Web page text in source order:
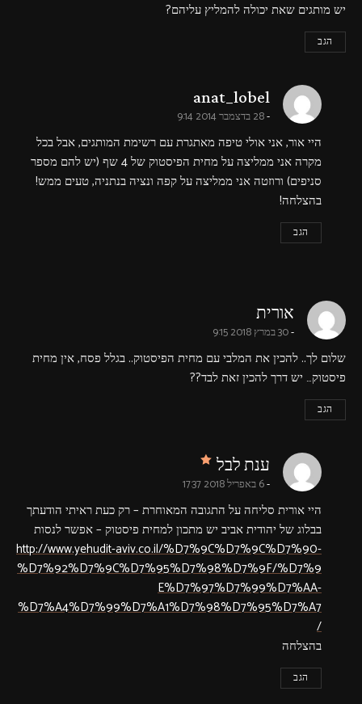
יש מותגים שאת יכולה להמליץ עליהם?
הגב
anat_lobel
28 בדצמבר 2014 9:14
היי אור, אני אולי טיפה מאתגרת עם רשימת המותגים, אבל בכל
מקרה אני ממליצה על מחית הפיסטוק של 4 שף (יש להם מספר
סניפים) ורוזטה אני ממליצה על קפה ונציה בנתניה, טעים ממש!
בהצלחה!
הגב
אוריתsays:
30 במרץ 2018 9:15
שלום לך.. להכין את המלבי עם מחית הפיסטוק.. בגלל פסח, אין מחית
פיסטוק… יש דרך להכין זאת לבד??
הגב
ענת לבל says:
6 באפריל 2018 17:37
היי אורית סליחה על התגובה המאוחרת – רק כעת ראיתי הודעתך
בבלוג של יהודית אביב יש מתכון למחית פיסטוק – אפשר לנסות
http://www.yehudit-aviv.co.il/%D7%9C%D7%9C%D7%90-
%D7%92%D7%9C%D7%95%D7%98%D7%9F/%D7%9
E%D7%97%D7%99%D7%AA-
%D7%A4%D7%99%D7%A1%D7%98%D7%95%D7%A7
/
בהצלחה
הגב